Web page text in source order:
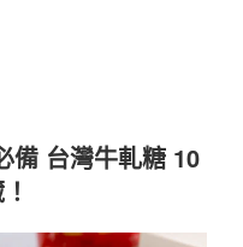
備 台灣牛軋糖 10